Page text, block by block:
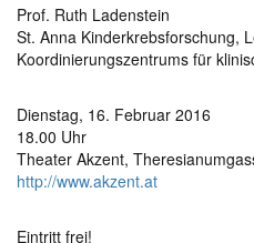
Prof. Ruth Ladenstein
St. Anna Kinderkrebsforschung,
Koordinierungszentrums für
Dienstag, 16. Februar 2016
18.00 Uhr
Theater Akzent,
http://www.akzent.at
Eintritt frei!